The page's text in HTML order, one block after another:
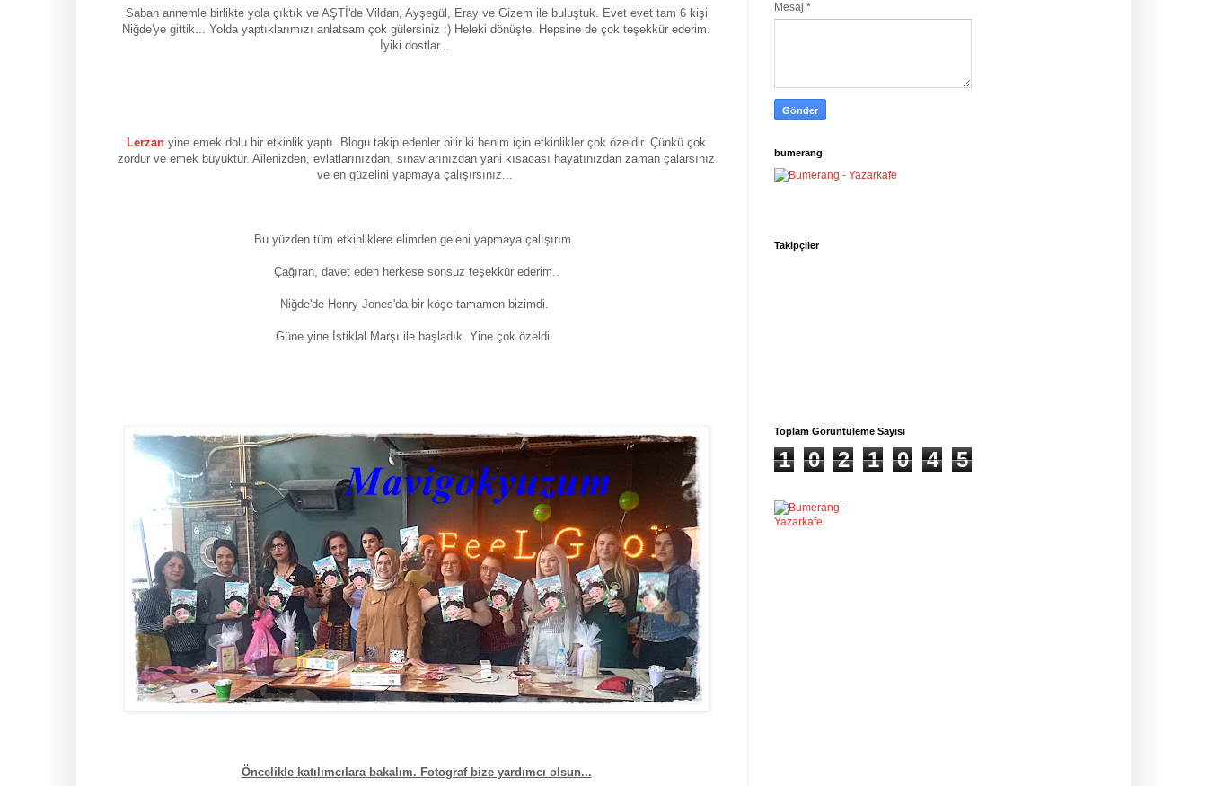
Sabah annemle birlikte yola çıktık ve AŞTİ'de Vildan, Ayşegül, Eray ve Gizem ile buluştuk. Evet evet tam 6 kişi
Niğde'ye gittik... Yolda yaptıklarımızı anlatsam çok gülersiniz :) Heleki dönüşte. Hepsine de çok teşekkür ederim.
İyiki dostlar...
Lerzan yine emek dolu bir etkinlik yaptı. Blogu takip edenler bilir ki benim için etkinlikler çok özeldir. Çünkü çok
zordur ve emek büyüktür. Ailenizden, evlatlarınızdan, sınavlarınızdan yani kısacası hayatınızdan zaman çalarsınız
ve en güzelini yapmaya çalışırsınız...
Bu yüzden tüm etkinliklere elimden geleni yapmaya çalışırım.
Çağıran, davet eden herkese sonsuz teşekkür ederim..
Niğde'de Henry Jones'da bir köşe tamamen bizimdi.
Güne yine İstiklal Marşı ile başladık. Yine çok özeldi.
Öncelikle katılımcılara bakalım. Fotograf bize yardımcı olsun...
Mesaj *
bumerang
Takipçiler
Toplam Görüntüleme Sayısı
1 0 2 1 0 4 5